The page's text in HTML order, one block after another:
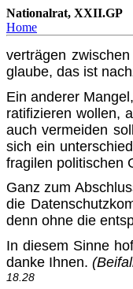
Nationalrat, XXII.GP
Home
verträgen
glaube, das ist
Ein anderer
ratifizieren wollen,
auch vermeiden
sich ein
fragilen politischen
Ganz zum
die
denn ohne die
In diesem Sinne
danke Ihnen.
18.28